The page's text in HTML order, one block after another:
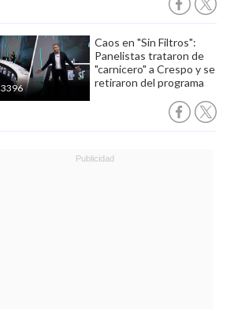
3396
Caos en "Sin Filtros":
Panelistas trataron de
"carnicero" a Crespo y se
retiraron del programa